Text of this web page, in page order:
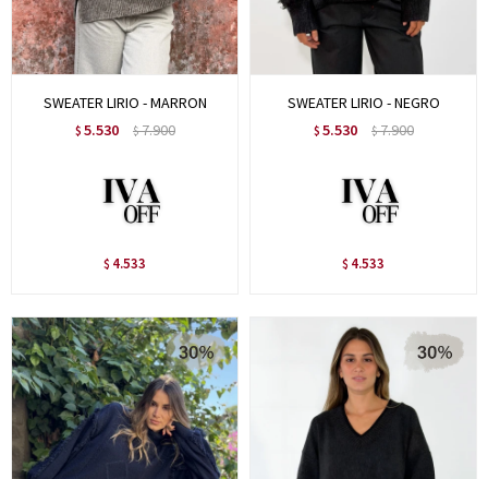
SWEATER LIRIO - MARRON
$ 5.530 $7.900
$ 4.533
SWEATER LIRIO - NEGRO
$ 5.530 $7.900
$ 4.533